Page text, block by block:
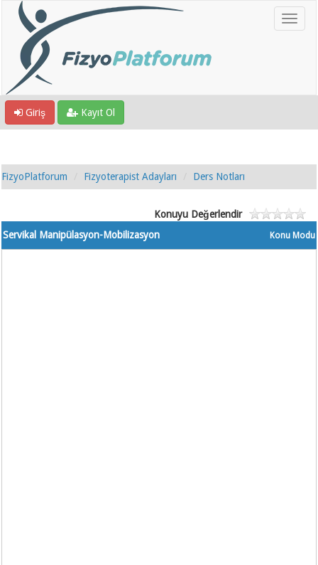
Giriş Kayıt Ol
FizyoPlatforum Fizyoterapist Adayları Ders Notları
Konuyu Değerlendir
Konu Modu
Servikal Manipülasyon-Mobilizasyon